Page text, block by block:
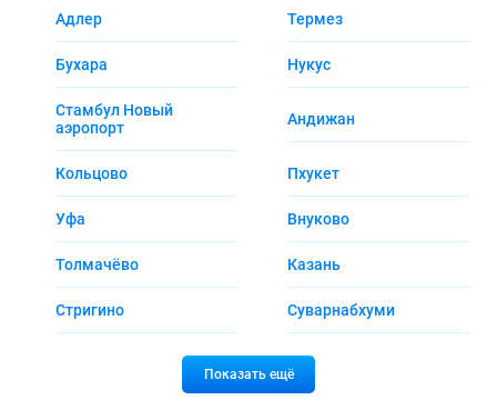
Адлер Термез
Бухара Нукус
Стамбул Новый
аэропорт
Андижан
Кольцово Пхукет
Уфа Внуково
Толмачёво Казань
Стригино Суварнабхуми
Показать ещё